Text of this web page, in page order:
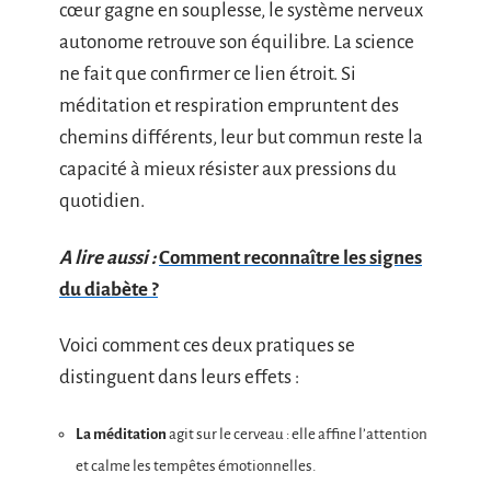
cœur gagne en souplesse, le système nerveux
autonome retrouve son équilibre. La science
ne fait que confirmer ce lien étroit. Si
méditation et respiration empruntent des
chemins différents, leur but commun reste la
capacité à mieux résister aux pressions du
quotidien.
A lire aussi :Comment reconnaître les signes
du diabète ?
Voici comment ces deux pratiques se
distinguent dans leurs effets :
La méditation agit sur le cerveau : elle affine l’attention
et calme les tempêtes émotionnelles.